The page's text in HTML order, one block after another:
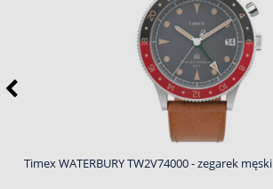
Timex WATERBURY TW2V74000 - zegarek męski